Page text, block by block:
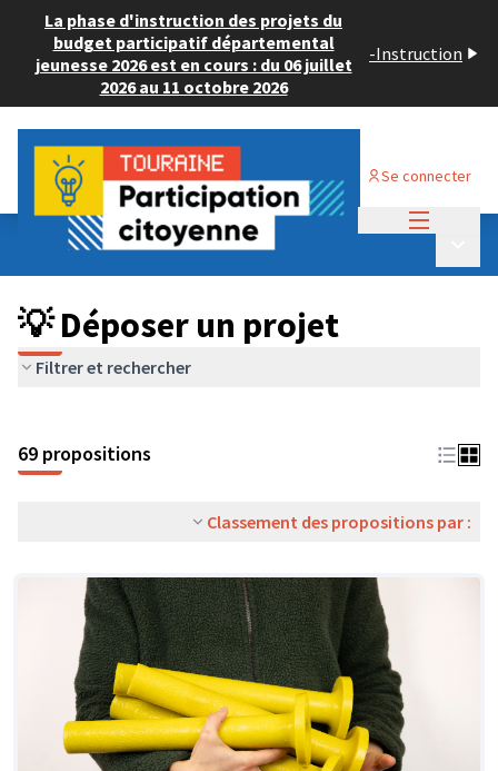
La phase d'instruction des projets du
budget participatif départemental
jeunesse 2026 est en cours : du 06 juillet
2026 au 11 octobre 2026
-Instruction
Se connecter
Budget Participatif ADULTE 2024
💡 Déposer un projet
💡 Déposer un projet
Filtrer et rechercher
69 propositions
Classement des propositions par :